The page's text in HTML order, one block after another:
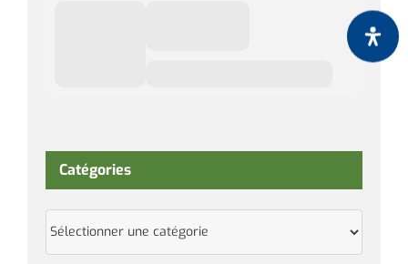
Catégories
Catégories